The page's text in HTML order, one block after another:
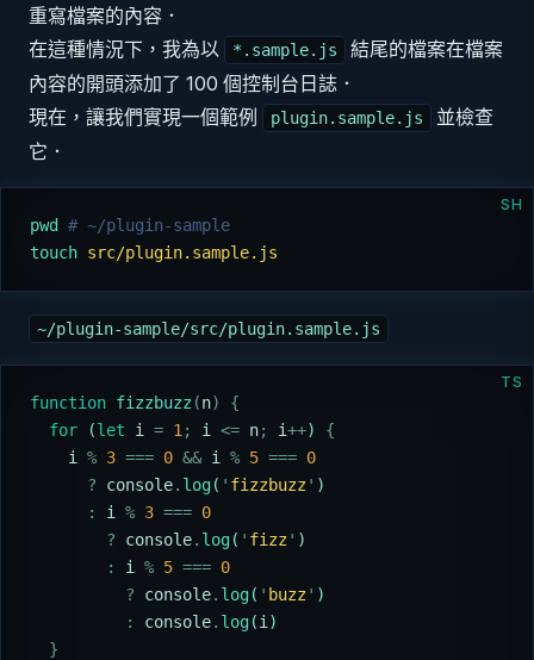
重寫檔案的內容．
在這種情況下，我為以
*.sample.js
結尾的檔案在檔案
內容的開頭添加了 100 個控制台日誌．
現在，讓我們實現一個範例
plugin.sample.js
並檢查
它．
SH
pwd
# ~/plugin-sample
touch src/plugin.sample.js
~/plugin-sample/src/plugin.sample.js
TS
function fizzbuzz (n)
{
  for
(let i = 1 ; i <= n; i++) {
    i
% 3 === 0 && i % 5 === 0
      ?
console. log( ' fizzbuzz' )
      :
i % 3 === 0
        ?
console. log( ' fizz' )
        :
i % 5 === 0
          ?
console. log( ' buzz' )
          :
console. log(i )
  }